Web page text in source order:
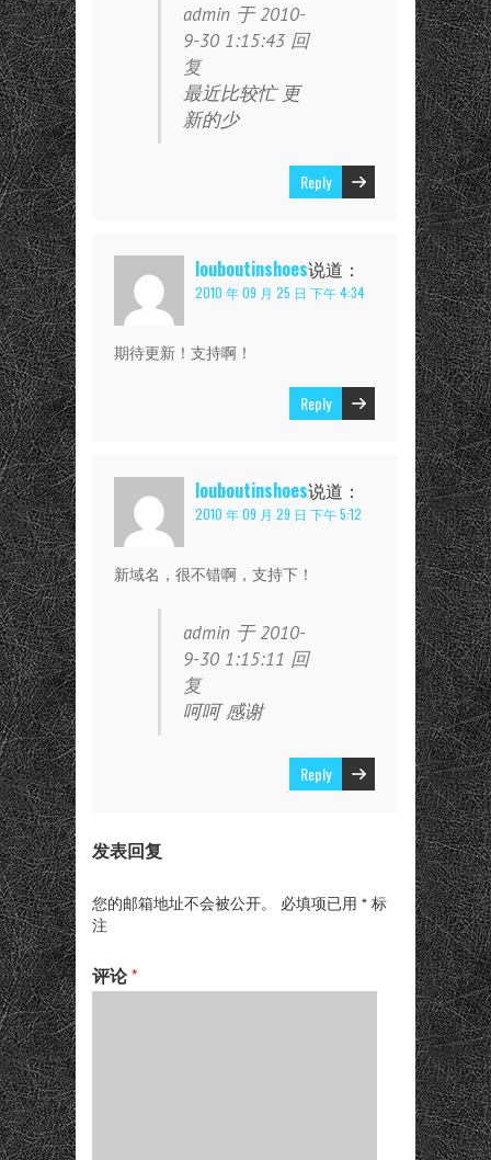
admin 于 2010-
9-30 1:15:43 回
复
最近比较忙 更
新的少
Reply
louboutinshoes说道：
2010 年 09 月 25 日 下午 4:34
期待更新！支持啊！
Reply
louboutinshoes说道：
2010 年 09 月 29 日 下午 5:12
新域名，很不错啊，支持下！
admin 于 2010-
9-30 1:15:11 回
复
呵呵 感谢
Reply
发表回复
您的邮箱地址不会被公开。 必填项已用 * 标
注
评论*